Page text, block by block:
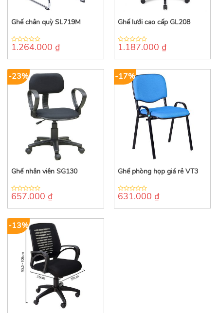
Ghế chân quỳ SL719M
0
of
1.264.000 ₫
Ghế lưới cao cấp GL208
0
of
1.187.000 ₫
-23%
Ghế nhân viên SG130
0
of
657.000 ₫
-17%
Ghế phòng họp giá rẻ VT3
0
of
631.000 ₫
-13%